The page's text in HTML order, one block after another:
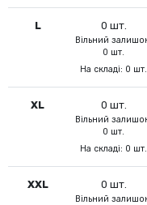
L 0 шт.
Вільний
0 шт.
На складі: 0 шт.
XL 0 шт.
Вільний
0 шт.
На складі: 0 шт.
XXL 0 шт.
Вільний